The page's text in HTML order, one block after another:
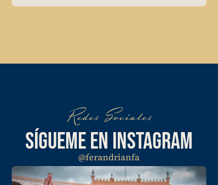
Redes Sociales
SÍGUEME EN INSTAGRAM
@ferandrianfa